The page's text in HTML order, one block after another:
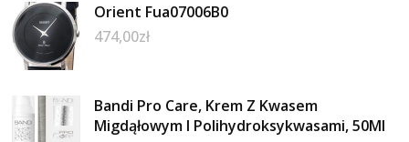
Orient Fua07006B0
474,00zł
Bandi Pro Care, Krem Z Kwasem
Migdąłowym I Polihydroksykwasami, 50Ml